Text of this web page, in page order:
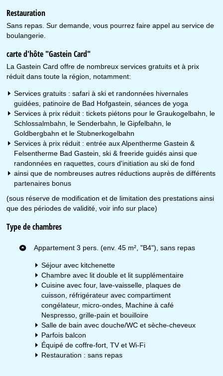
Restauration
Sans repas. Sur demande, vous pourrez faire appel au service de
boulangerie.
carte d'hôte "Gastein Card"
La Gastein Card offre de nombreux services gratuits et à prix
réduit dans toute la région, notamment:
Services gratuits : safari à ski et randonnées hivernales
guidées, patinoire de Bad Hofgastein, séances de yoga
Services à prix réduit : tickets piétons pour le Graukogelbahn, le
Schlossalmbahn, le Senderbahn, le Gipfelbahn, le
Goldbergbahn et le Stubnerkogelbahn
Services à prix réduit : entrée aux Alpentherme Gastein &
Felsentherme Bad Gastein, ski & freeride guidés ainsi que
randonnées en raquettes, cours d'initiation au ski de fond
ainsi que de nombreuses autres réductions auprès de différents
partenaires bonus
(sous réserve de modification et de limitation des prestations ainsi
que des périodes de validité, voir info sur place)
Type de chambres
Appartement 3 pers. (env. 45 m², "B4"), sans repas
Séjour avec kitchenette
Chambre avec lit double et lit supplémentaire
Cuisine avec four, lave-vaisselle, plaques de
cuisson, réfrigérateur avec compartiment
congélateur, micro-ondes, Machine à café
Nespresso, grille-pain et bouilloire
Salle de bain avec douche/WC et sèche-cheveux
Parfois balcon
Équipé de coffre-fort, TV et Wi-Fi
Restauration : sans repas